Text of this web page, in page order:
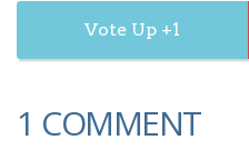
1
1 COMMENT